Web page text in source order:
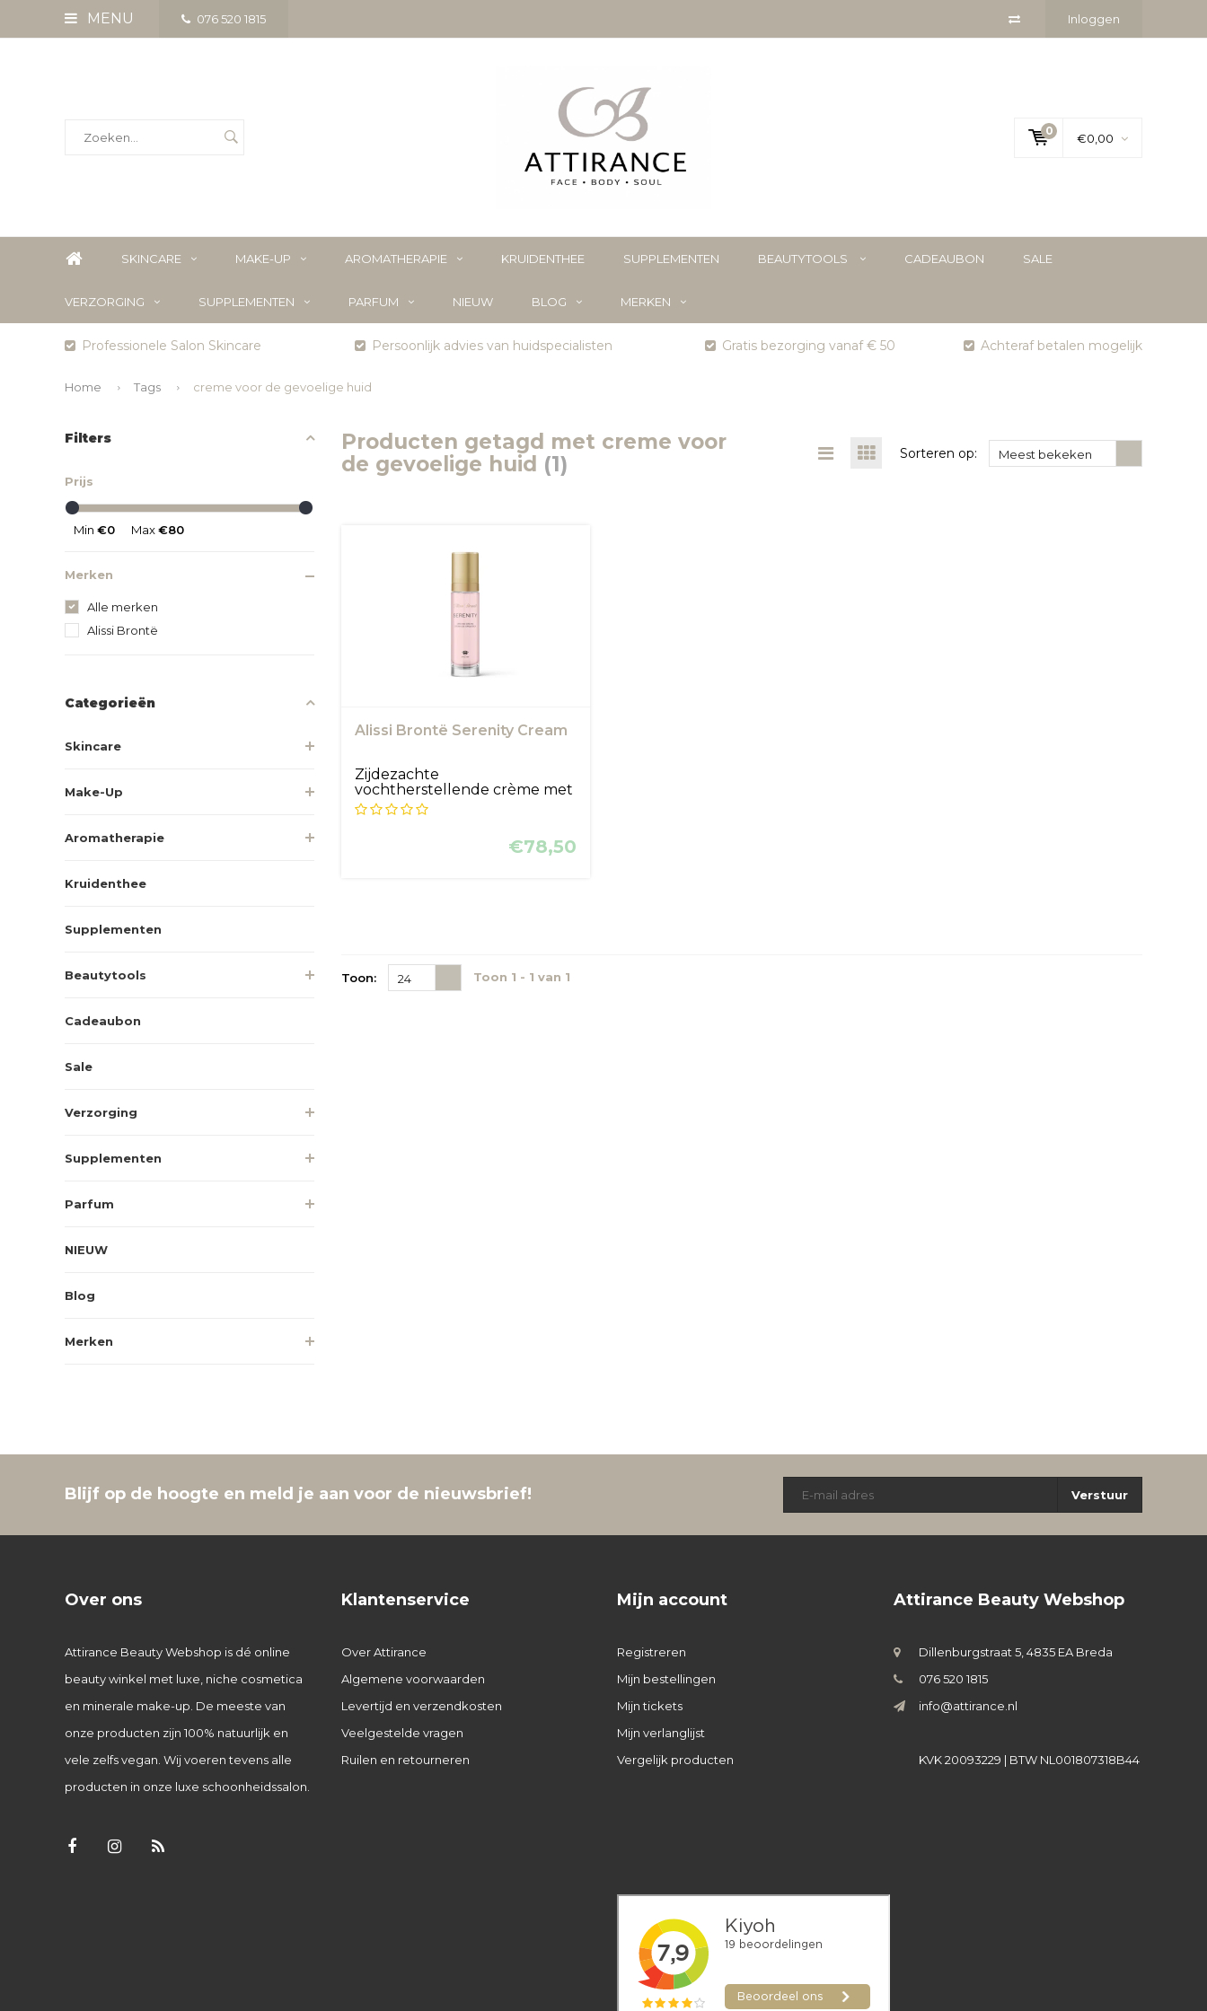
MENU 076 520 1815 Inloggen
0
€0,00
SKINCARE MAKE-UP AROMATHERAPIE KRUIDENTHEE SUPPLEMENTEN BEAUTYTOOLS CADEAUBON SALE
VERZORGING SUPPLEMENTEN PARFUM NIEUW BLOG MERKEN
Professionele Salon Skincare Persoonlijk advies van huidspecialisten Gratis bezorging vanaf € 50 Achteraf betalen mogelijk
Home Tags creme voor de gevoelige huid
Filters
Prijs
Min €0 Max€80
Merken
Alle merken
Alissi Brontë
Categorieën
Skincare
Make-Up
Aromatherapie
Kruidenthee
Supplementen
Beautytools
Cadeaubon
Sale
Verzorging
Supplementen
Parfum
NIEUW
Blog
Merken
Producten getagd met creme voor
de gevoelige huid (1) Sorteren op: Meest bekeken
Alissi Brontë Serenity Cream
Zijdezachte
vochtherstellende crème met
extract van orchide...
€78,50
Toon: 24 Toon 1 - 1 van 1
Blijf op de hoogte en meld je aan voor de nieuwsbrief! Verstuur
Over ons
Attirance Beauty Webshop is dé online
beauty winkel met luxe, niche cosmetica
en minerale make-up. De meeste van
onze producten zijn 100% natuurlijk en
vele zelfs vegan. Wij voeren tevens alle
producten in onze luxe schoonheidssalon.
Klantenservice
Over Attirance
Algemene voorwaarden
Levertijd en verzendkosten
Veelgestelde vragen
Ruilen en retourneren
Mijn account
Registreren
Mijn bestellingen
Mijn tickets
Mijn verlanglijst
Vergelijk producten
Attirance Beauty Webshop
Dillenburgstraat 5, 4835 EA Breda
076 520 1815
info@attirance.nl
KVK 20093229 | BTW NL001807318B44